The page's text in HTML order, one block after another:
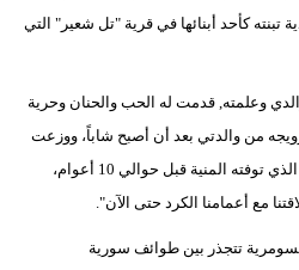
تبنته كأحد أبنائها في قرية "تل شعير" التي
وعلمته, قدمت له الحب والحنان وحرية
من والدتي بعد أن أصبح شاباً، ووزعت
أرثها مناصفة بين أبنائها ومنهم أبي الذي توفته المنية قبل حوالي 10 أعوام،
مع أعمامنا الكرد حتى الآن".